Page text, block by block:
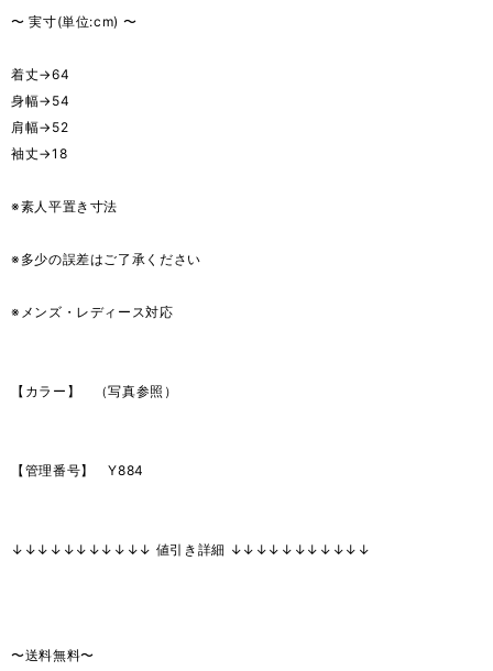
〜 実寸(単位:cm) 〜
着丈→64
身幅→54
肩幅→52
袖丈→18
※素人平置き寸法
※多少の誤差はご了承ください
※メンズ・レディース対応
【カラー】 （写真参照）
【管理番号】 Y884
↓↓↓↓↓↓↓↓↓↓↓ 値引き詳細 ↓↓↓↓↓↓↓↓↓↓↓
〜送料無料〜